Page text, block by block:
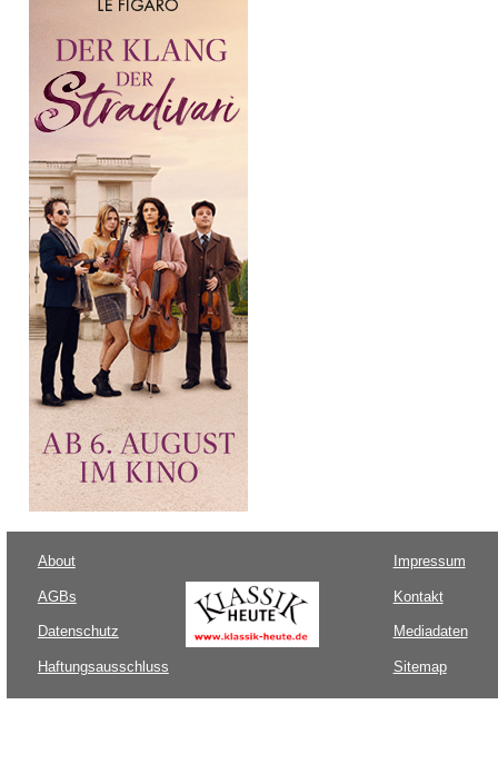
About
AGBs
Datenschutz
Haftungsausschluss
Impressum
Kontakt
Mediadaten
Sitemap